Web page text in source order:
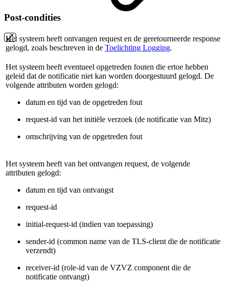
Post-condities
Het systeem heeft ontvangen request en de geretourneerde response
gelogd, zoals beschreven in de Toelichting Logging.
Het systeem heeft eventueel opgetreden fouten die ertoe hebben
geleid dat de notificatie niet kan worden doorgestuurd gelogd. De
volgende attributen worden gelogd:
datum en tijd van de opgetreden fout
request-id van het initiële verzoek (de notificatie van Mitz)
omschrijving van de opgetreden fout
Het systeem heeft van het ontvangen request, de volgende
attributen gelogd:
datum en tijd van ontvangst
request-id
initial-request-id (indien van toepassing)
sender-id (common name van de TLS-client die de notificatie
verzendt)
receiver-id (role-id van de VZVZ component die de
notificatie ontvangt)